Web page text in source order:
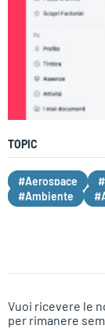
TOPIC
#Aerospace
#Ambiente
Vuoi ricevere le
per rimanere